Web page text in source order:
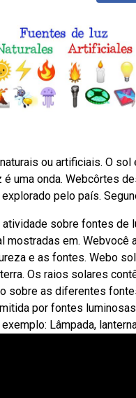
ou artificiais. O
uma onda. Webcôrtes
pelo país.
sobre fontes
mostradas em.
e as fontes. Webo
Os raios solares
sobre as diferentes
por fontes
Lâmpada,